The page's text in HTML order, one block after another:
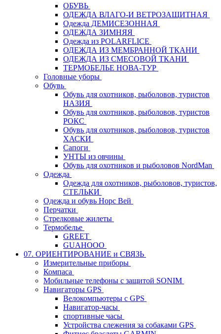
ОБУВЬ
ОДЕЖДА ВЛАГО-И ВЕТРОЗАЩИТНАЯ
Одежда ДЕМИСЕЗОННАЯ
ОДЕЖДА ЗИМНЯЯ
Одежда из POLARFLICE
ОДЕЖДА ИЗ МЕМБРАННОЙ ТКАНИ
ОДЕЖДА ИЗ СМЕСОВОЙ ТКАНИ
ТЕРМОБЕЛЬЕ НОВА-ТУР
Головные уборы
Обувь
Обувь для охотников, рыболовов, туристов
НАЗИЯ
Обувь для охотников, рыболовов, туристов
РОКС
Обувь для охотников, рыболовов, туристов
ХАСКИ
Сапоги
УНТЫ из овчины
Обувь для охотников и рыболовов NordMan
Одежда
Одежда для охотников, рыболовов, туристов,
СТЕЛЬКИ
Одежда и обувь Норс Вей
Перчатки
Стрелковые жилеты
Термобелье
GREET
GUAHOOO
07. ОРИЕНТИРОВАНИЕ и СВЯЗЬ
Измерительные приборы
Компаса
Мобильные телефоны с защитой SONIM
Навигаторы GPS
Велокомпьютеры с GPS
Навигатор-часы
спортивные часы
Устройства слежения за собаками GPS